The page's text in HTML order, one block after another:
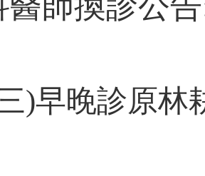
)早晚診原林